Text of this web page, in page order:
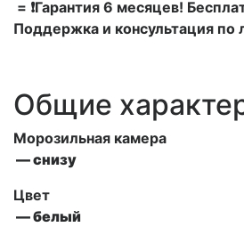
= ❗Гарантия 6 месяцев!
Поддержка и консультация по
Общие
Морозильная камера
— снизу
Цвет
— белый